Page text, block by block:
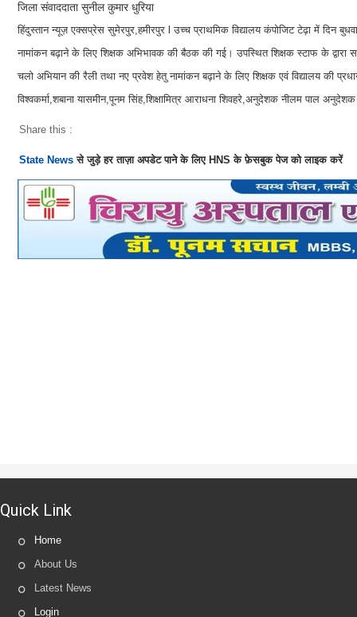
जिला संवाददाता सुनील कुमार धुरिया
हिंदुस्तान न्यूज़ एक्सप्रेस सुमेरपुर,हमीरपुर l उच्च प्राथमिक विद्यालय कंपोजिट टेढ़ा में दिन
नामांकन बढ़ाने के लिए शिक्षक अभिभावक की बैठक की गई। उपस्थित शिक्षक स्टाफ के
चलो अभियान की रैली तथा नए प्रवेश हेतु नामांकन बढ़ाने के लिए शिक्षक एवं विद्यालय की
विश्वकर्मा,शबाना यासमीन,पूनम सिंह,शिक्षामित्र आराधना शिवहरे,अनुदेशक नीलम पाल
Share this :
State News से जुड़े हर ताज़ा अपडेट पाने के लिए HNS के फ़ेसबुक पेज को लाइक करें
Quick Link
Home
About Us
Latest News
Login